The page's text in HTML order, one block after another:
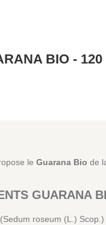
BIO -
le Guarana Bio de
GUARANA
roseum (L.)